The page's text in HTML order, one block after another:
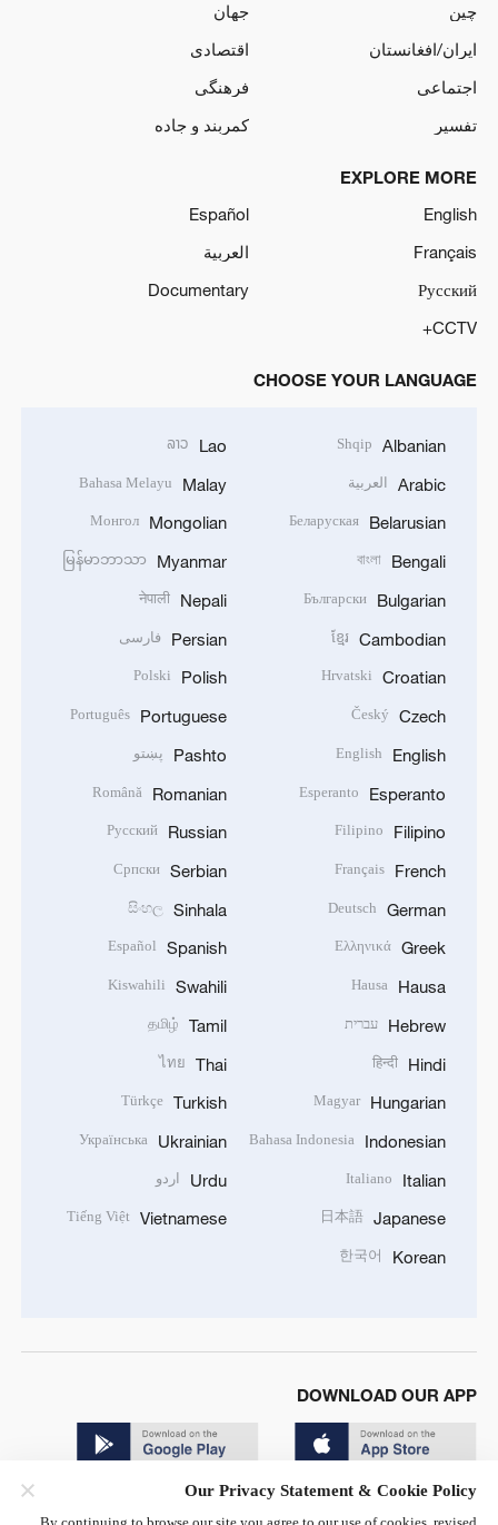
چین
جهان
ایران/افغانستان
اقتصادی
اجتماعی
فرهنگی
تفسیر
کمربند و جاده
EXPLORE MORE
English
Español
Français
العربية
Русский
Documentary
CCTV+
CHOOSE YOUR LANGUAGE
Albanian
Shqip
Arabic العربية
Belarusian
Беларуская
Bengali
বাংলা
Bulgarian
Български
Cambodian
ខ្មែរ
Croatian
Hrvatski
Czech
Český
English
English
Esperanto
Esperanto
Filipino
Filipino
French
Français
German
Deutsch
Greek
Ελληνικά
Hausa
Hausa
Hebrew עברית
Hindi
हिन्दी
Hungarian
Magyar
Indonesian
Bahasa Indonesia
Italian
Italiano
Japanese
日本語
Korean
한국어
Lao
ລາວ
Malay
Bahasa Melayu
Mongolian
Монгол
Myanmar
မြန်မာဘာသာ
Nepali
नेपाली
Persian فارسی
Polish
Polski
Portuguese
Português
Pashto پښتو
Romanian
Română
Russian
Русский
Serbian
Српски
Sinhala
සිංහල
Spanish
Español
Swahili
Kiswahili
Tamil
தமிழ்
Thai
ไทย
Turkish
Türkçe
Ukrainian
Українська
Urdu اردو
Vietnamese
Tiếng Việt
DOWNLOAD OUR APP
Our Privacy Statement & Cookie Policy